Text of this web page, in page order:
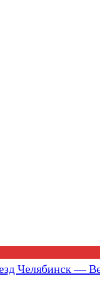
Челябинск —